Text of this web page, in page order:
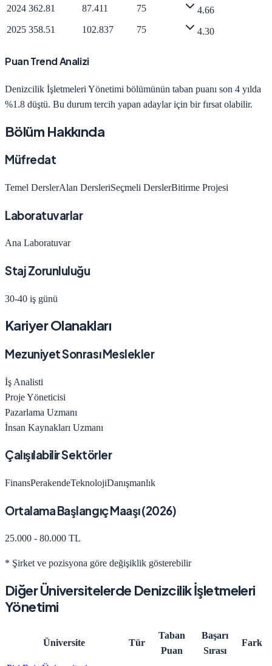
2024 362.81 87.411 75
4.66
2025 358.51 102.837 75 4.30
Puan Trend Analizi
Denizcilik İşletmeleri Yönetimi bölümünün taban puanı son 4 yılda
%1.8 düştü. Bu durum tercih yapan adaylar için bir fırsat olabilir.
Bölüm Hakkında
Müfredat
Temel DerslerAlan DersleriSeçmeli DerslerBitirme Projesi
Laboratuvarlar
Ana Laboratuvar
Staj Zorunluluğu
30-40 iş günü
Kariyer Olanakları
Mezuniyet Sonrası Meslekler
İş Analisti
Proje Yöneticisi
Pazarlama Uzmanı
İnsan Kaynakları Uzmanı
Çalışılabilir Sektörler
FinansPerakendeTeknolojiDanışmanlık
Ortalama Başlangıç Maaşı (2026)
25.000 - 80.000 TL
* Şirket ve pozisyona göre değişiklik gösterebilir
Diğer Üniversitelerde Denizcilik İşletmeleri
Yönetimi
Üniversite Tür
Taban
Puan
Başarı
Sırası
Fark